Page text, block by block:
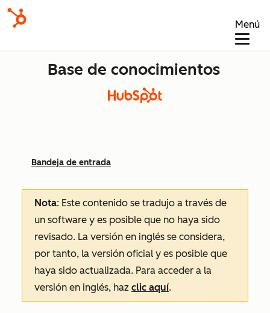
Menú
Base de conocimientos
Bandeja de entrada
Nota: Este contenido se tradujo a través de
un software y es posible que no haya sido
revisado. La versión en inglés se considera,
por tanto, la versión oficial y es posible que
haya sido actualizada. Para acceder a la
versión en inglés, haz clic aquí.